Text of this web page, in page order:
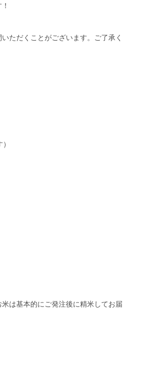
ただくことがございます。ご了承く
は基本的にご発注後に精米してお届